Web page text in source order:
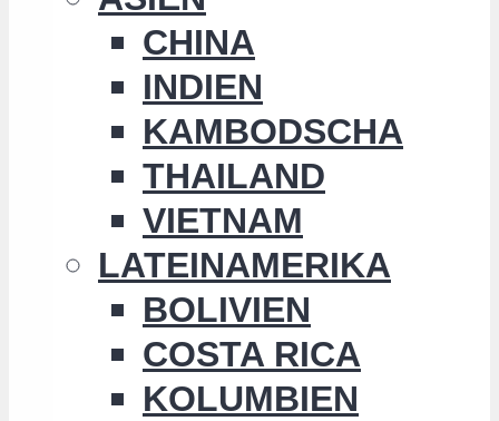
CHINA
INDIEN
KAMBODSCHA
THAILAND
VIETNAM
LATEINAMERIKA
BOLIVIEN
COSTA RICA
KOLUMBIEN